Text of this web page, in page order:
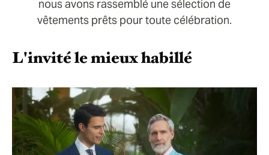
nous avons rassemblé une sélection de
vêtements prêts pour toute célébration.
L'invité le mieux habillé